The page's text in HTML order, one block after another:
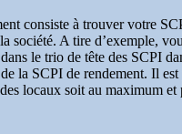
consiste à trouver votre
société. A tire d’exemple,
dans le trio de tête des SCPI
la SCPI de rendement. Il
locaux soit au maximum